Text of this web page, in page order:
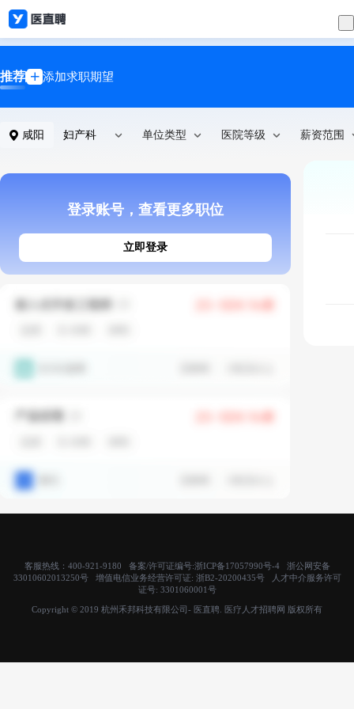
推荐 添加求职期望
咸阳 妇产科 单位类型 医院等级 薪资范围
登录账号，查看更多职位
立即登录
客服热线：400-921-9180 备案/许可证编号:浙ICP备17057990号-4浙公网安备
33010602013250号 增值电信业务经营许可证: 浙B2-20200435号人才中介服务许可
证号: 3301060001号
Copyright © 2019 杭州禾邦科技有限公司- 医直聘. 医疗人才招聘网 版权所有